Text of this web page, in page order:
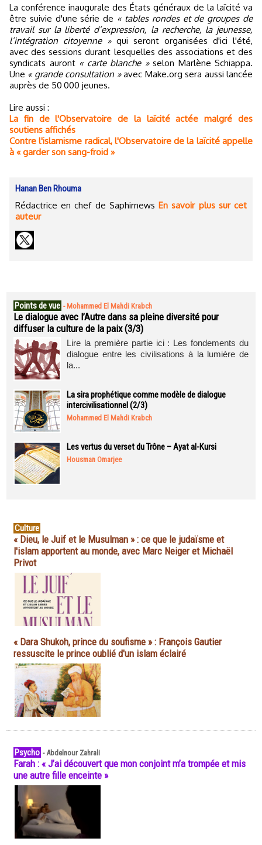
La conférence inaugurale des États généraux de la laïcité va
être suivie d'une série de « tables rondes et de groupes de
travail sur la liberté d’expression, la recherche, la jeunesse,
l’intégration citoyenne »qui seront organisées d'ici l'été,
avec des sessions durant lesquelles des associations et des
syndicats auront « carte blanche »selon Marlène Schiappa.
Une « grande consultation »avec Make.org sera aussi lancée
auprès de 50 000 jeunes.
Lire aussi :
La fin de l'Observatoire de la laïcité actée malgré des
soutiens affichés
Contre l'islamisme radical, l'Observatoire de la laïcité appelle
à « garder son sang-froid »
Hanan Ben Rhouma
Rédactrice en chef de SaphirnewsEn savoir plus sur cet
auteur
Points de vue - Mohammed El Mahdi Krabch
Le dialogue avec l’Autre dans sa pleine diversité pour
diffuser la culture de la paix (3/3)
Lire la première partie ici : Les fondements du
dialogue entre les civilisations à la lumière de
la...
La sira prophétique comme modèle de dialogue
intercivilisationnel (2/3)
Mohammed El Mahdi Krabch
Les vertus du verset du Trône – Ayat al-Kursi
Housman Omarjee
Culture
« Dieu, le Juif et le Musulman » : ce que le judaïsme et
l'islam apportent au monde, avec Marc Neiger et Michaël
Privot
« Dara Shukoh, prince du soufisme » : François Gautier
ressuscite le prince oublié d'un islam éclairé
Psycho -Abdelnour Zahrali
Farah : « J’ai découvert que mon conjoint m’a trompée et mis
une autre fille enceinte »